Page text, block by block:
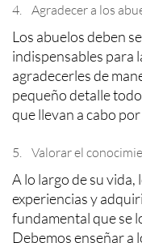
4. Agradecer a los
Los abuelos deben
indispensables para
agradecerles de
pequeño detalle
que llevan a cabo
5. Valorar el
A lo largo de su
experiencias y
fundamental que se
Debemos enseñar a